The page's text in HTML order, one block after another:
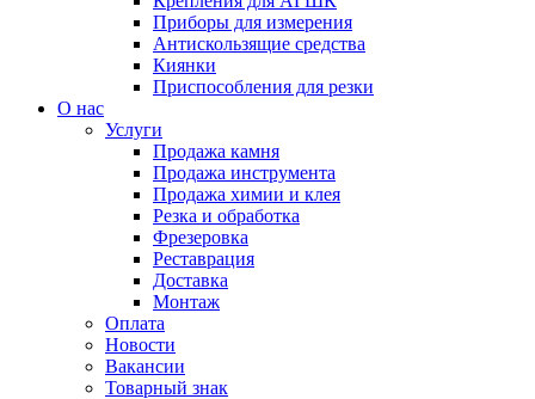
Приборы для измерения
Антискользящие средства
Киянки
Приспособления для резки
О нас
Услуги
Продажа камня
Продажа инструмента
Продажа химии и клея
Резка и обработка
Фрезеровка
Реставрация
Доставка
Монтаж
Оплата
Новости
Вакансии
Товарный знак